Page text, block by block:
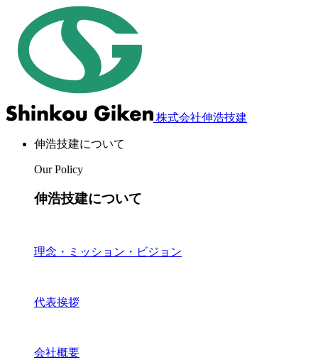
株式会社伸浩技建
伸浩技建について
Our Policy
伸浩技建について
理念・ミッション・ビジョン
代表挨拶
会社概要